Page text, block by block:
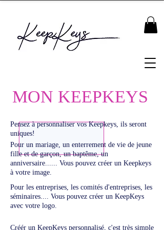
MON KEEPKEYS
Pensez à personnaliser vos Keepkeys, ils seront
uniques!
Pour un mariage, un enterrement de vie de jeune
fille et de garçon, un baptême, un
anniversaire...... Vous pouvez créer un Keepkeys
à votre image.
Pour les entreprises, les comités d'entreprises, les
séminaires.... Vous pouvez créer un KeepKeys
avec votre logo.
Créér un KeepKeys personnalisé, c'est très simple